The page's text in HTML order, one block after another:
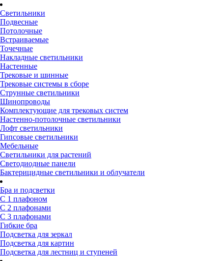
Светильники
Подвесные
Потолочные
Встраиваемые
Точечные
Накладные светильники
Настенные
Трековые и шинные
Трековые системы в сборе
Струнные светильники
Шинопроводы
Комплектующие для трековых систем
Настенно-потолочные светильники
Лофт светильники
Гипсовые светильники
Мебельные
Светильники для растений
Светодиодные панели
Бактерицидные светильники и облучатели
Бра и подсветки
С 1 плафоном
С 2 плафонами
С 3 плафонами
Гибкие бра
Подсветка для зеркал
Подсветка для картин
Подсветка для лестниц и ступеней